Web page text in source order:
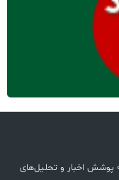
اخبار و تحلیل‌های